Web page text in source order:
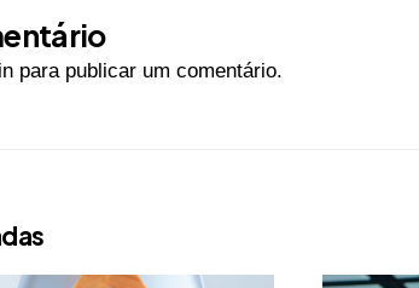
para publicar um comentário.